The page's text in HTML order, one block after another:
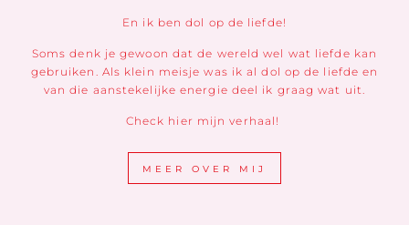
En ik ben dol op de liefde!
Soms denk je gewoon dat de wereld wel wat liefde kan
gebruiken. Als klein meisje was ik al dol op de liefde en
van die aanstekelijke energie deel ik graag wat uit.
Check hier mijn verhaal!
MEER OVER MIJ